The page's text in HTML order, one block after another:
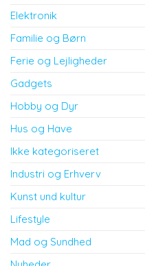
Elektronik
Familie og Børn
Ferie og Lejligheder
Gadgets
Hobby og Dyr
Hus og Have
Ikke kategoriseret
Industri og Erhverv
Kunst und kultur
Lifestyle
Mad og Sundhed